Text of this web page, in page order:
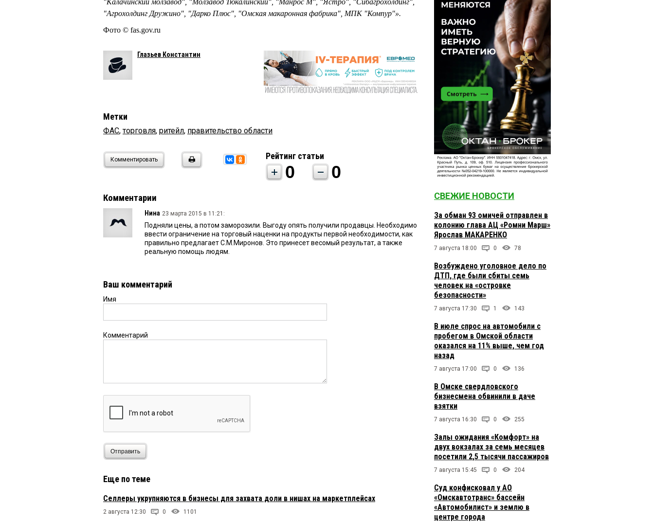
"Калачинский молзавод", "Молзавод Тюкалинский", "Манрос М", "Ястро", "Сибагрохолдинг",
"Агрохолдинг Дружино", "Дарко Плюс", "Омская макаронная фабрика", МПК "Компур"».
Фото © fas.gov.ru
Глазьев Константин
Метки
ФАС,торговля, ритейл, правительство области
Комментировать Рейтинг статьи
0 0
Комментарии
Нина 23 марта 2015 в 11:21:
Подняли цены, а потом заморозили. Выгоду опять получили продавцы. Необходимо
ввести ограничение на торговый наценки на продукты первой необходимости, как
правильно предлагает С.М.Миронов. Это принесет весомый результат, а также
реальную помощь людям.
Ваш комментарий
Имя
Комментарий
Отправить
Еще по теме
Селлеры укрупняются в бизнесы для захвата доли в нишах на маркетплейсах
2 августа 12:30 0 1101
СВЕЖИЕ НОВОСТИ
За обман 93 омичей отправлен в
колонию глава АЦ «Ромни Марш»
Ярослав МАКАРЕНКО
7 августа 18:00 0 78
Возбуждено уголовное дело по
ДТП, где были сбиты семь
человек на «островке
безопасности»
7 августа 17:30 1 143
В июле спрос на автомобили с
пробегом в Омской области
оказался на 11% выше, чем год
назад
7 августа 17:00 0 136
В Омске свердловского
бизнесмена обвинили в даче
взятки
7 августа 16:30 0 255
Залы ожидания «Комфорт» на
двух вокзалах за семь месяцев
посетили 2,5 тысячи пассажиров
7 августа 15:45 0 204
Суд конфисковал у АО
«Омскавтотранс» бассейн
«Автомобилист» и землю в
центре города